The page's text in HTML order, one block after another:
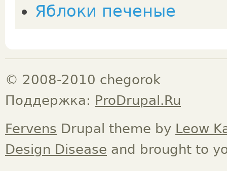
Яблоки печеные
© 2008-2010 chegorok
Поддержка: ProDrupal.Ru
Fervens Drupal theme by Leow
Design Disease and brought to